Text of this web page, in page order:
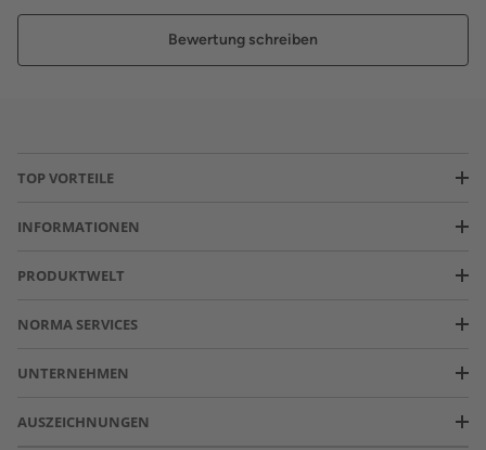
Bewertung schreiben
TOP VORTEILE
INFORMATIONEN
PRODUKTWELT
NORMA SERVICES
UNTERNEHMEN
AUSZEICHNUNGEN